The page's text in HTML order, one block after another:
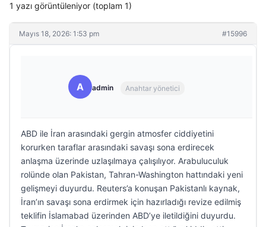
1 yazı görüntüleniyor (toplam 1)
Mayıs 18, 2026: 1:53 pm #15996
A admin Anahtar yönetici
ABD ile İran arasındaki gergin atmosfer ciddiyetini
korurken taraflar arasındaki savaşı sona erdirecek
anlaşma üzerinde uzlaşılmaya çalışılıyor. Arabuluculuk
rolünde olan Pakistan, Tahran-Washington hattındaki yeni
gelişmeyi duyurdu. Reuters’a konuşan Pakistanlı kaynak,
İran’ın savaşı sona erdirmek için hazırladığı revize edilmiş
teklifin İslamabad üzerinden ABD’ye iletildiğini duyurdu.